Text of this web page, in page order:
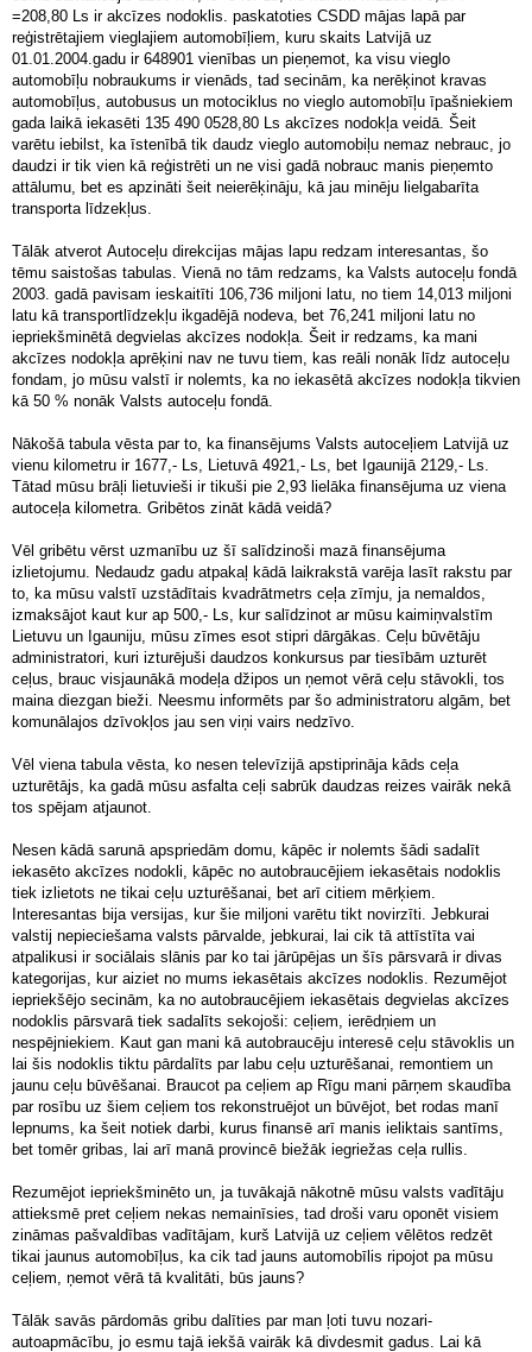
=208,80 Ls ir akcīzes nodoklis. paskatoties CSDD mājas lapā par
reģistrētajiem vieglajiem automobīļiem, kuru skaits Latvijā uz
01.01.2004.gadu ir 648901 vienības un pieņemot, ka visu vieglo
automobīļu nobraukums ir vienāds, tad secinām, ka nerēķinot kravas
automobīļus, autobusus un motociklus no vieglo automobīļu īpašniekiem
gada laikā iekasēti 135 490 0528,80 Ls akcīzes nodokļa veidā. Šeit
varētu iebilst, ka īstenībā tik daudz vieglo automobiļu nemaz nebrauc, jo
daudzi ir tik vien kā reģistrēti un ne visi gadā nobrauc manis pieņemto
attālumu, bet es apzināti šeit neierēķināju, kā jau minēju lielgabarīta
transporta līdzekļus.
Tālāk atverot Autoceļu direkcijas mājas lapu redzam interesantas, šo
tēmu saistošas tabulas. Vienā no tām redzams, ka Valsts autoceļu fondā
2003. gadā pavisam ieskaitīti 106,736 miljoni latu, no tiem 14,013 miljoni
latu kā transportlīdzekļu ikgadējā nodeva, bet 76,241 miljoni latu no
iepriekšminētā degvielas akcīzes nodokļa. Šeit ir redzams, ka mani
akcīzes nodokļa aprēķini nav ne tuvu tiem, kas reāli nonāk līdz autoceļu
fondam, jo mūsu valstī ir nolemts, ka no iekasētā akcīzes nodokļa tikvien
kā 50 % nonāk Valsts autoceļu fondā.
Nākošā tabula vēsta par to, ka finansējums Valsts autoceļiem Latvijā uz
vienu kilometru ir 1677,- Ls, Lietuvā 4921,- Ls, bet Igaunijā 2129,- Ls.
Tātad mūsu brāļi lietuvieši ir tikuši pie 2,93 lielāka finansējuma uz viena
autoceļa kilometra. Gribētos zināt kādā veidā?
Vēl gribētu vērst uzmanību uz šī salīdzinoši mazā finansējuma
izlietojumu. Nedaudz gadu atpakaļ kādā laikrakstā varēja lasīt rakstu par
to, ka mūsu valstī uzstādītais kvadrātmetrs ceļa zīmju, ja nemaldos,
izmaksājot kaut kur ap 500,- Ls, kur salīdzinot ar mūsu kaimiņvalstīm
Lietuvu un Igauniju, mūsu zīmes esot stipri dārgākas. Ceļu būvētāju
administratori, kuri izturējuši daudzos konkursus par tiesībām uzturēt
ceļus, brauc visjaunākā modeļa džipos un ņemot vērā ceļu stāvokli, tos
maina diezgan bieži. Neesmu informēts par šo administratoru algām, bet
komunālajos dzīvokļos jau sen viņi vairs nedzīvo.
Vēl viena tabula vēsta, ko nesen televīzijā apstiprināja kāds ceļa
uzturētājs, ka gadā mūsu asfalta ceļi sabrūk daudzas reizes vairāk nekā
tos spējam atjaunot.
Nesen kādā sarunā apspriedām domu, kāpēc ir nolemts šādi sadalīt
iekasēto akcīzes nodokli, kāpēc no autobraucējiem iekasētais nodoklis
tiek izlietots ne tikai ceļu uzturēšanai, bet arī citiem mērķiem.
Interesantas bija versijas, kur šie miljoni varētu tikt novirzīti. Jebkurai
valstij nepieciešama valsts pārvalde, jebkurai, lai cik tā attīstīta vai
atpalikusi ir sociālais slānis par ko tai jārūpējas un šīs pārsvarā ir divas
kategorijas, kur aiziet no mums iekasētais akcīzes nodoklis. Rezumējot
iepriekšējo secinām, ka no autobraucējiem iekasētais degvielas akcīzes
nodoklis pārsvarā tiek sadalīts sekojoši: ceļiem, ierēdņiem un
nespējniekiem. Kaut gan mani kā autobraucēju interesē ceļu stāvoklis un
lai šis nodoklis tiktu pārdalīts par labu ceļu uzturēšanai, remontiem un
jaunu ceļu būvēšanai. Braucot pa ceļiem ap Rīgu mani pārņem skaudība
par rosību uz šiem ceļiem tos rekonstruējot un būvējot, bet rodas manī
lepnums, ka šeit notiek darbi, kurus finansē arī manis ieliktais santīms,
bet tomēr gribas, lai arī manā provincē biežāk iegriežas ceļa rullis.
Rezumējot iepriekšminēto un, ja tuvākajā nākotnē mūsu valsts vadītāju
attieksmē pret ceļiem nekas nemainīsies, tad droši varu oponēt visiem
zināmas pašvaldības vadītājam, kurš Latvijā uz ceļiem vēlētos redzēt
tikai jaunus automobīļus, ka cik tad jauns automobīlis ripojot pa mūsu
ceļiem, ņemot vērā tā kvalitāti, būs jauns?
Tālāk savās pārdomās gribu dalīties par man ļoti tuvu nozari-
autoapmācību, jo esmu tajā iekšā vairāk kā divdesmit gadus. Lai kā